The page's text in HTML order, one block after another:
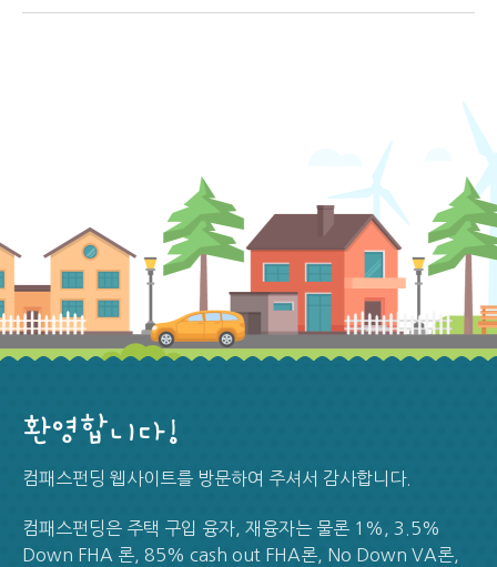
환영합니다!
컴패스펀딩 웹사이트를 방문하여 주셔서 감사합니다.
컴패스펀딩은 주택 구입 융자, 재융자는 물론 1%, 3.5%
Down FHA 론, 85% cash out FHA론, No Down VA론,